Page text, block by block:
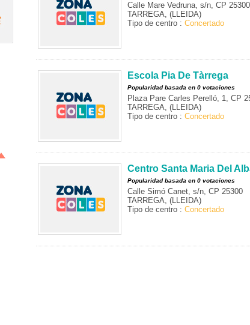
Calle Mare Vedruna, s/n, CP 25300
TARREGA, (LLEIDA)
Tipo de centro : Concertado
Escola Pia De Tàrrega
Popularidad basada en 0 votaciones
Plaza Pare Carles Perelló, 1, CP
TARREGA, (LLEIDA)
Tipo de centro : Concertado
Centro Santa Maria Del
Popularidad basada en 0 votaciones
Calle Simó Canet, s/n, CP 25300
TARREGA, (LLEIDA)
Tipo de centro : Concertado